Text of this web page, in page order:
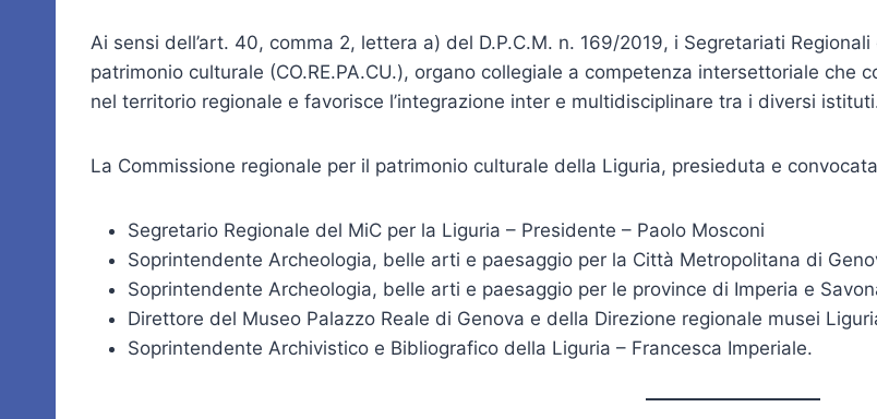
Ai sensi dell’art. 40, comma 2, lettera a) del D.P.C.M. n. 169/2019, i Segretariati
patrimonio culturale (CO.RE.PA.CU.), organo collegiale a competenza intersettoriale che
nel territorio regionale e favorisce l’integrazione inter e multidisciplinare tra i diversi
La Commissione regionale per il patrimonio culturale della Liguria, presieduta e
Segretario Regionale del MiC per la Liguria – Presidente – Paolo Mosconi
Soprintendente Archeologia, belle arti e paesaggio per la Città Metropolitana di
Soprintendente Archeologia, belle arti e paesaggio per le province di Imperia e
Direttore del Museo Palazzo Reale di Genova e della Direzione regionale musei
Soprintendente Archivistico e Bibliografico della Liguria – Francesca Imperiale.